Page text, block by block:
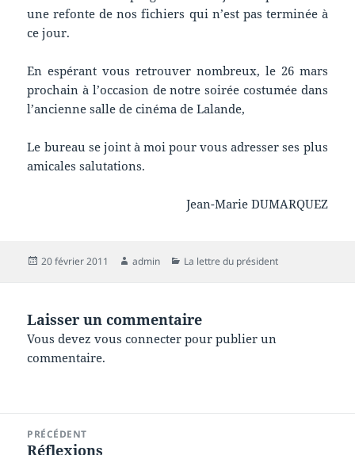
une refonte de nos fichiers qui n’est pas terminée à
ce jour.
En espérant vous retrouver nombreux, le 26 mars
prochain à l’occasion de notre soirée costumée dans
l’ancienne salle de cinéma de Lalande,
Le bureau se joint à moi pour vous adresser ses plus
amicales salutations.
Jean-Marie DUMARQUEZ
Publié
20 février 2011 Auteur
admin Catégories
La lettre du président
Laisser un commentaire
Vous devezvous connecter pour publier un
commentaire.
PRÉCÉDENT
Article
Réflexions